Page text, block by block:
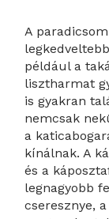
A
például a
lisztharmat
is gyakran
nemcsak
a
kínálnak. A
és a
legnagyobb
cseresznye,